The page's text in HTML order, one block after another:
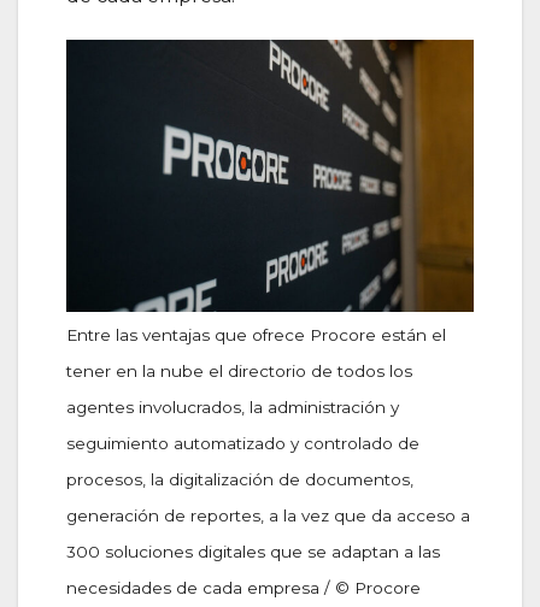
Entre las ventajas que ofrece Procore están el
tener en la nube el directorio de todos los
agentes involucrados, la administración y
seguimiento automatizado y controlado de
procesos, la digitalización de documentos,
generación de reportes, a la vez que da acceso a
300 soluciones digitales que se adaptan a las
necesidades de cada empresa / © Procore